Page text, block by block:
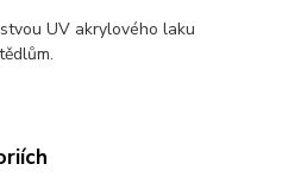
UV akrylového laku